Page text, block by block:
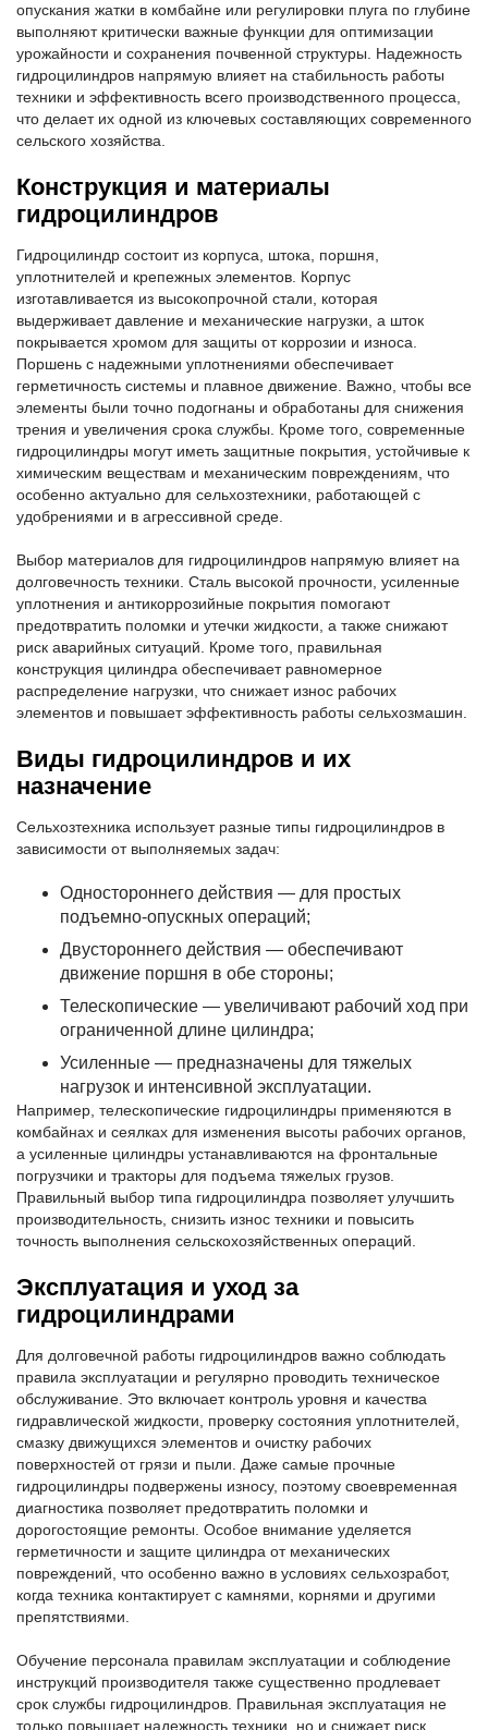
опускания жатки в комбайне или регулировки плуга по глубине
выполняют критически важные функции для оптимизации
урожайности и сохранения почвенной структуры. Надежность
гидроцилиндров напрямую влияет на стабильность работы
техники и эффективность всего производственного процесса,
что делает их одной из ключевых составляющих современного
сельского хозяйства.
Конструкция и материалы
гидроцилиндров
Гидроцилиндр состоит из корпуса, штока, поршня,
уплотнителей и крепежных элементов. Корпус
изготавливается из высокопрочной стали, которая
выдерживает давление и механические нагрузки, а шток
покрывается хромом для защиты от коррозии и износа.
Поршень с надежными уплотнениями обеспечивает
герметичность системы и плавное движение. Важно, чтобы все
элементы были точно подогнаны и обработаны для снижения
трения и увеличения срока службы. Кроме того, современные
гидроцилиндры могут иметь защитные покрытия, устойчивые к
химическим веществам и механическим повреждениям, что
особенно актуально для сельхозтехники, работающей с
удобрениями и в агрессивной среде.
Выбор материалов для гидроцилиндров напрямую влияет на
долговечность техники. Сталь высокой прочности, усиленные
уплотнения и антикоррозийные покрытия помогают
предотвратить поломки и утечки жидкости, а также снижают
риск аварийных ситуаций. Кроме того, правильная
конструкция цилиндра обеспечивает равномерное
распределение нагрузки, что снижает износ рабочих
элементов и повышает эффективность работы сельхозмашин.
Виды гидроцилиндров и их
назначение
Сельхозтехника использует разные типы гидроцилиндров в
зависимости от выполняемых задач:
Одностороннего действия — для простых
подъемно-опускных операций;
Двустороннего действия — обеспечивают
движение поршня в обе стороны;
Телескопические — увеличивают рабочий ход при
ограниченной длине цилиндра;
Усиленные — предназначены для тяжелых
нагрузок и интенсивной эксплуатации.
Например, телескопические гидроцилиндры применяются в
комбайнах и сеялках для изменения высоты рабочих органов,
а усиленные цилиндры устанавливаются на фронтальные
погрузчики и тракторы для подъема тяжелых грузов.
Правильный выбор типа гидроцилиндра позволяет улучшить
производительность, снизить износ техники и повысить
точность выполнения сельскохозяйственных операций.
Эксплуатация и уход за
гидроцилиндрами
Для долговечной работы гидроцилиндров важно соблюдать
правила эксплуатации и регулярно проводить техническое
обслуживание. Это включает контроль уровня и качества
гидравлической жидкости, проверку состояния уплотнителей,
смазку движущихся элементов и очистку рабочих
поверхностей от грязи и пыли. Даже самые прочные
гидроцилиндры подвержены износу, поэтому своевременная
диагностика позволяет предотвратить поломки и
дорогостоящие ремонты. Особое внимание уделяется
герметичности и защите цилиндра от механических
повреждений, что особенно важно в условиях сельхозработ,
когда техника контактирует с камнями, корнями и другими
препятствиями.
Обучение персонала правилам эксплуатации и соблюдение
инструкций производителя также существенно продлевает
срок службы гидроцилиндров. Правильная эксплуатация не
только повышает надежность техники, но и снижает риск